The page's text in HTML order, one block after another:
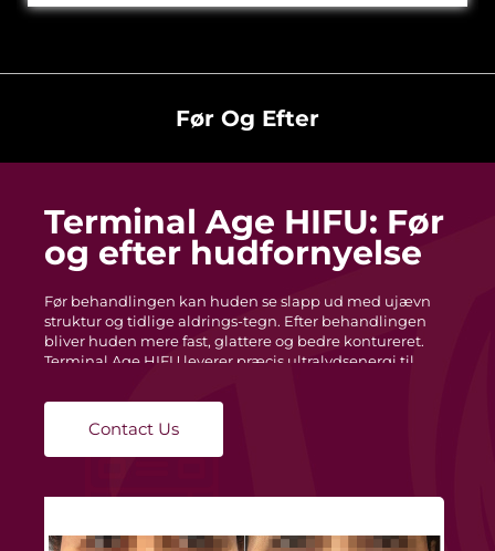
Før Og Efter
Terminal Age HIFU: Før
og efter hudfornyelse
Før behandlingen kan huden se slapp ud med ujævn
struktur og tidlige aldrings-tegn. Efter behandlingen
bliver huden mere fast, glattere og bedre kontureret.
Terminal Age HIFU leverer præcis ultralydsenergi til
kollagenregenerering samt forbedrer hudens elasticitet
uden nedetid.
Contact Us